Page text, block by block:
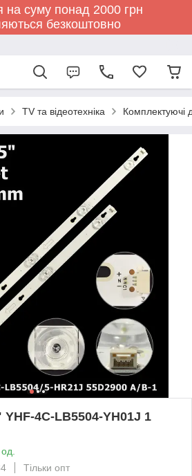
на суму понад 2000 грн
безкоштовно
TV та відеотехніка Комплектуючі
YHF-4C-LB5504-YH01J 1
Тільки опт